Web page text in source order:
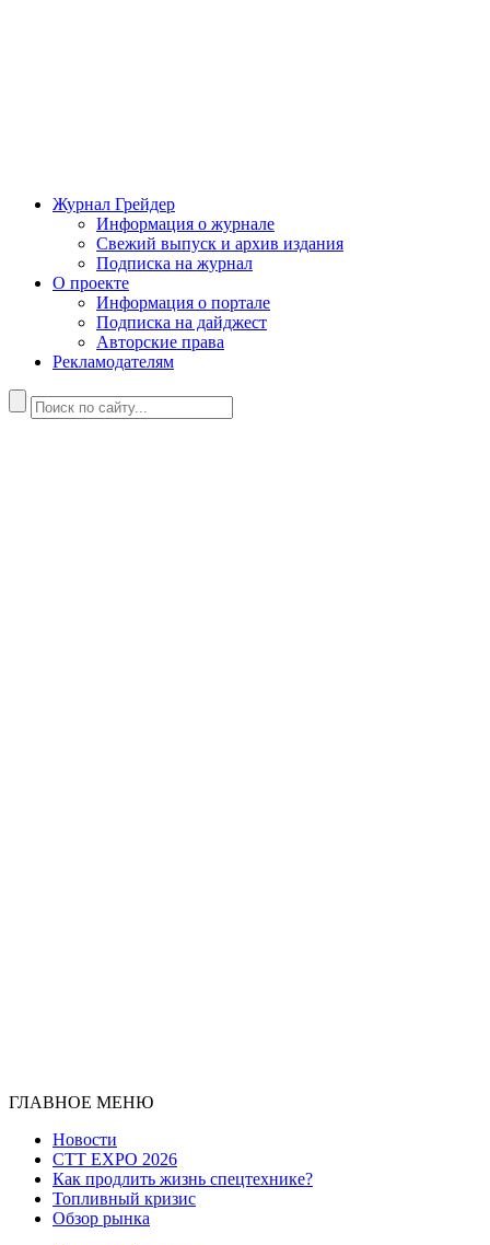
Журнал Грейдер
Информация о журнале
Свежий выпуск и архив издания
Подписка на журнал
О проекте
Информация о портале
Подписка на дайджест
Авторские права
Рекламодателям
ГЛАВНОЕ МЕНЮ
Новости
CTT EXPO 2026
Как продлить жизнь спецтехнике?
Топливный кризис
Обзор рынка